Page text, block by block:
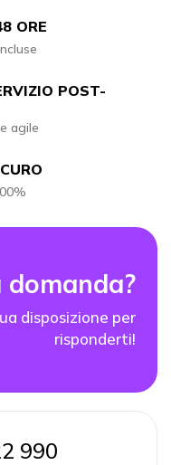
ORE
POST-
agile
domanda?
disposizione per
risponderti!
990